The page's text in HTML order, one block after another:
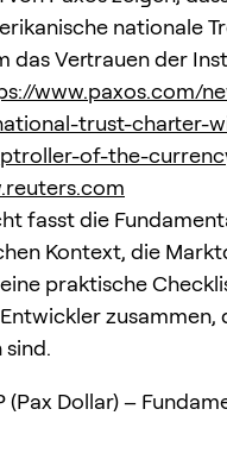
nationale
das Vertrauen der
www.paxos.com/
trust-charter-
of-the-
fasst die
Kontext, die
eine praktische
zusammen,
sind.
(Pax Dollar) –